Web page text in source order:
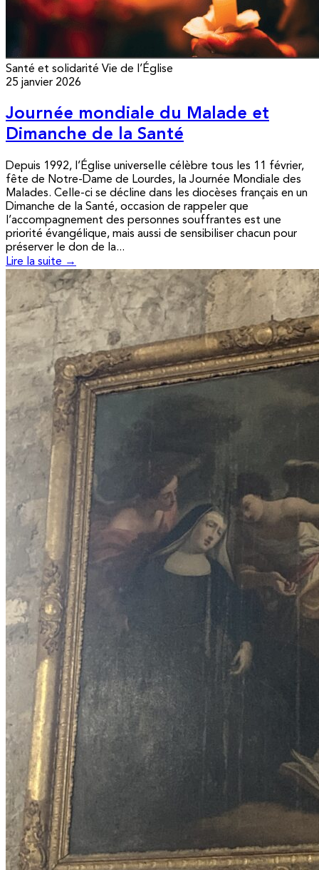
Santé et solidarité Vie de l’Église
25 janvier 2026
Journée mondiale du Malade et
Dimanche de la Santé
Depuis 1992, l’Église universelle célèbre tous les 11 février,
fête de Notre-Dame de Lourdes, la Journée Mondiale des
Malades. Celle-ci se décline dans les diocèses français en un
Dimanche de la Santé, occasion de rappeler que
l’accompagnement des personnes souffrantes est une
priorité évangélique, mais aussi de sensibiliser chacun pour
préserver le don de la...
Lire la suite →